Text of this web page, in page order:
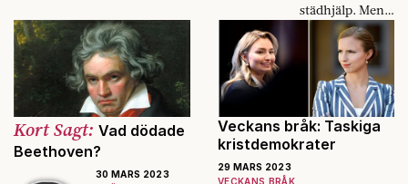
har det svårt.
städhjälp. Men
jag tycker man
ska plocka upp
sin egen skit
och jag skulle
skämmas inför
mina vänner…
Kort Sagt: Vad dödade
Beethoven?
30 MARS 2023
Veckans bråk: Taskiga
kristdemokrater
29 MARS 2023
VECKANS BRÅK